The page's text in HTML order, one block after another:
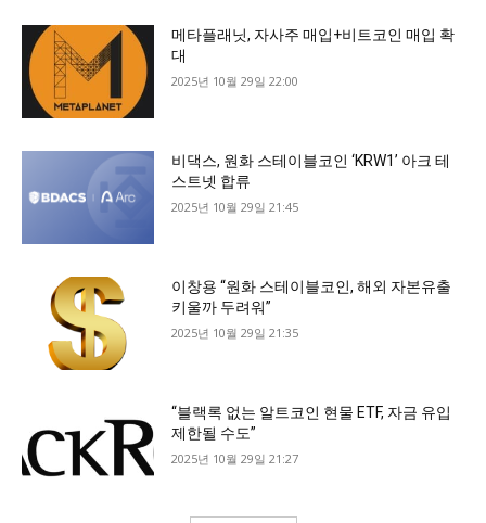
메타플래닛, 자사주 매입+비트코인 매입 확
대
2025년 10월 29일 22:00
비댁스, 원화 스테이블코인 ‘KRW1’ 아크 테
스트넷 합류
2025년 10월 29일 21:45
이창용 “원화 스테이블코인, 해외 자본유출
키울까 두려워”
2025년 10월 29일 21:35
“블랙록 없는 알트코인 현물 ETF, 자금 유입
제한될 수도”
2025년 10월 29일 21:27